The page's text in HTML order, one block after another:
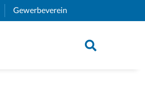
(External Link)
Gewerbeverein